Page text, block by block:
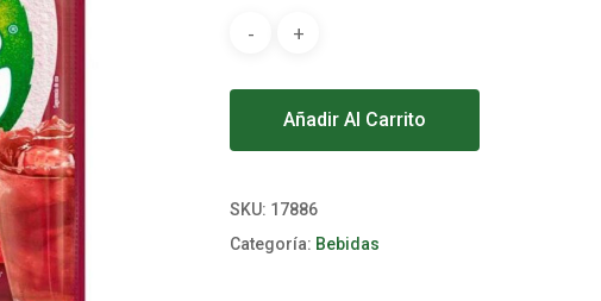
Añadir Al Carrito
SKU: 17886
Categoría: Bebidas